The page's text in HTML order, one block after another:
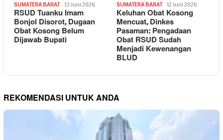
SUMATERA BARAT 13 Juni 2026
RSUD Tuanku Imam
Bonjol Disorot, Dugaan
Obat Kosong Belum
Dijawab Bupati
SUMATERA BARAT 12 Juni 2026
Keluhan Obat Kosong
Mencuat, Dinkes
Pasaman: Pengadaan
Obat RSUD Sudah
Menjadi Kewenangan
BLUD
REKOMENDASI UNTUK ANDA